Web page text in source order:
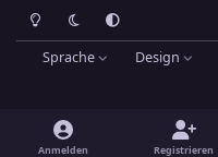
Heller ModusDunkler ModusSystemeinstellung
Sprache Design
Hans-Joachim Maier
Anmelden Registrieren